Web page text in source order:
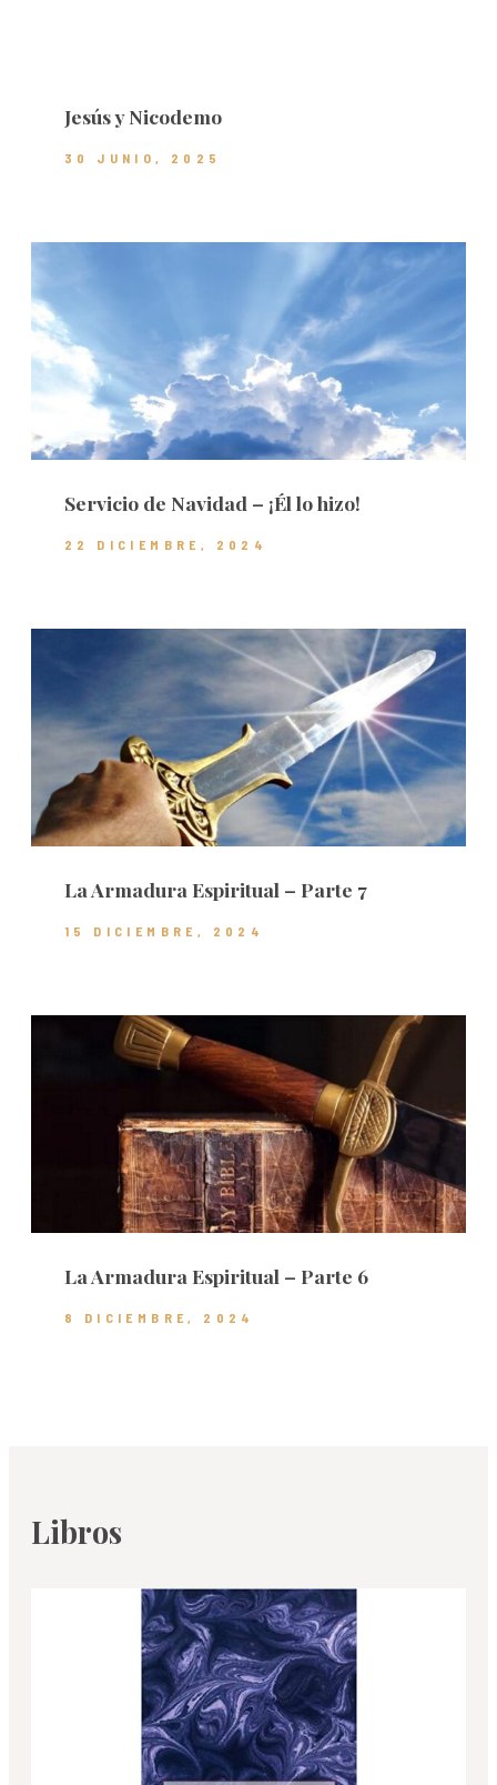
Jesús y Nicodemo
30 JUNIO, 2025
Servicio de Navidad – ¡Él lo hizo!
22 DICIEMBRE, 2024
La Armadura Espiritual – Parte 7
15 DICIEMBRE, 2024
La Armadura Espiritual – Parte 6
8 DICIEMBRE, 2024
Libros